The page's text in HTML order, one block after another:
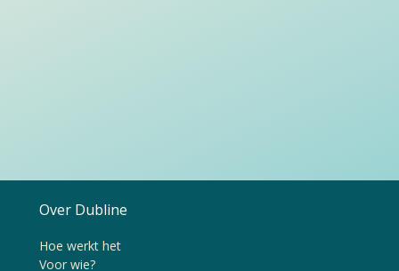
Over Dubline
Hoe werkt het
Voor wie?